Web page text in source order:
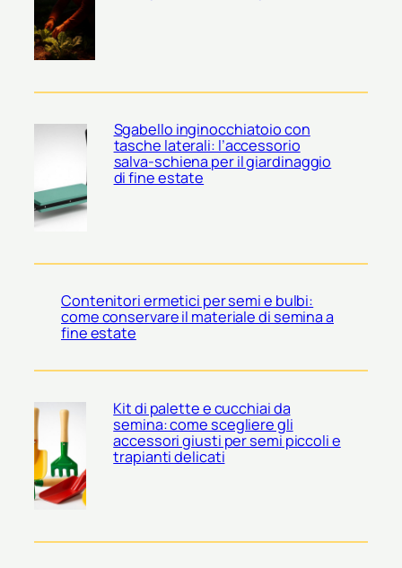
Sgabello inginocchiatoio con
tasche laterali: l’accessorio
salva-schiena per il giardinaggio
di fine estate
Contenitori ermetici per semi e bulbi:
come conservare il materiale di semina a
fine estate
Kit di palette e cucchiai da
semina: come scegliere gli
accessori giusti per semi piccoli e
trapianti delicati